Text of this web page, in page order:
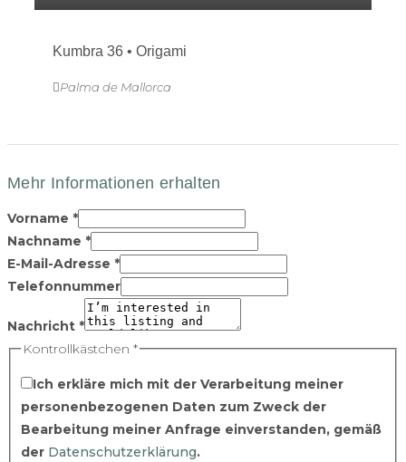
Kumbra 36 • Origami
Palma de Mallorca
Vorname *
Nachname *
E-Mail-Adresse *
Telefonnummer
Nachricht *
Kontrollkästchen *
Ich erkläre mich mit der Verarbeitung meiner
personenbezogenen Daten zum Zweck der
Bearbeitung meiner Anfrage einverstanden, gemäß
der Datenschutzerklärung.